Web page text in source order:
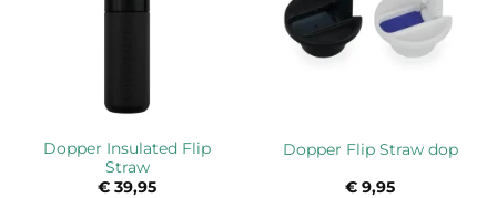
Dopper Insulated Flip
Straw
€ 39,95
Dopper Flip Straw dop
€ 9,95